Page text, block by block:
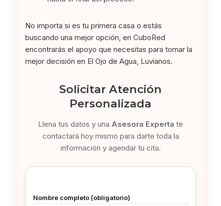
No importa si es tu primera casa o estás
buscando una mejor opción, en CuboRed
encontrarás el apoyo que necesitas para tomar la
mejor decisión en El Ojo de Agua, Luvianos.
Solicitar Atención
Personalizada
Llena tus datos y una Asesora Experta te
contactará hoy mismo para darte toda la
información y agendar tu cita.
Nombre completo (obligatorio)